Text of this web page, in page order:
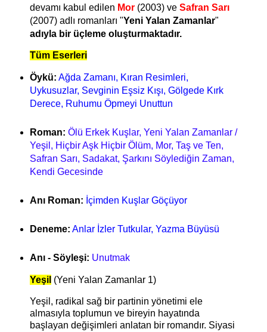
devamı kabul edilen Mor(2003) ve Safran Sarı
(2007) adlı romanları "Yeni Yalan Zamanlar"
adıyla bir üçleme oluşturmaktadır.
Tüm Eserleri
Öykü: Ağda Zamanı, Kıran Resimleri,
Uykusuzlar, Sevginin Eşsiz Kışı, Gölgede Kırk
Derece, Ruhumu Öpmeyi Unuttun
Roman: Ölü Erkek Kuşlar, Yeni Yalan Zamanlar /
Yeşil, Hiçbir Aşk Hiçbir Ölüm, Mor, Taş ve Ten,
Safran Sarı, Sadakat, Şarkını Söylediğin Zaman,
Kendi Gecesinde
Anı Roman: İçimden Kuşlar Göçüyor
Deneme: Anlar İzler Tutkular, Yazma Büyüsü
Anı - Söyleşi: Unutmak
Yeşil (Yeni Yalan Zamanlar 1)
Yeşil, radikal sağ bir partinin yönetimi ele
almasıyla toplumun ve bireyin hayatında
başlayan değişimleri anlatan bir romandır. Siyasi